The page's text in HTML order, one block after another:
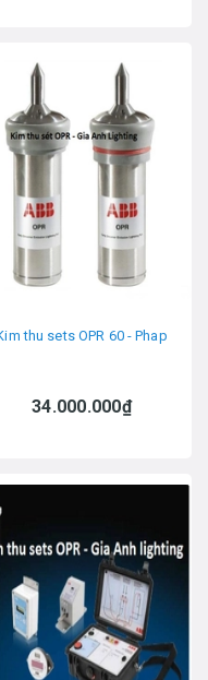
thu sets OPR 60 - Phap
34.000.000₫